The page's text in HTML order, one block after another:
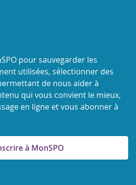
pour sauvegarder les
utilisées, sélectionner des
de nous aider à
qui vous convient le mieux,
en ligne et vous abonner à
à MonSPO